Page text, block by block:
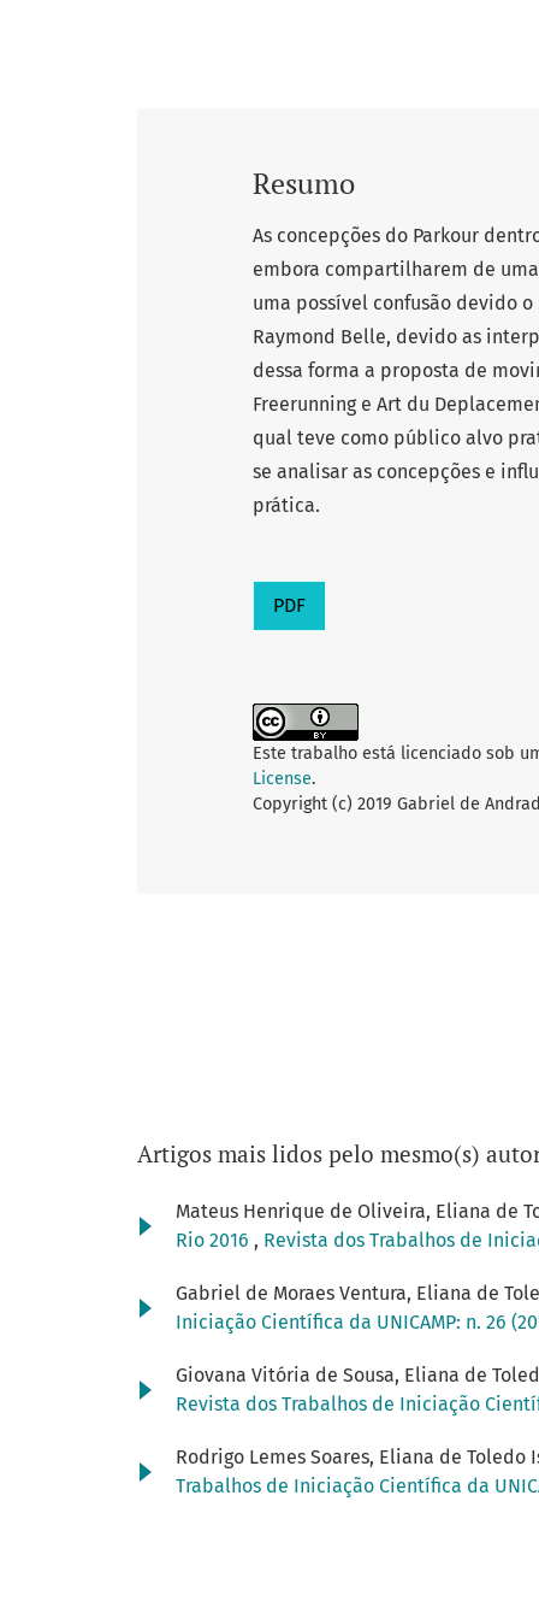
Resumo
As concepções do Parkour
embora compartilharem de uma
uma possível confusão devido
Raymond Belle, devido as
dessa forma a proposta de
Freerunning e Art du
qual teve como público alvo
se analisar as concepções e
prática.
PDF
Este trabalho está licenciado sob
License.
Copyright (c) 2019 Gabriel de
Artigos mais lidos pelo mesmo(s)
Mateus Henrique de Oliveira, Eliana de
Rio 2016 , Revista dos Trabalhos de
Gabriel de Moraes Ventura, Eliana de
Iniciação Científica da UNICAMP: n. 26
Giovana Vitória de Sousa, Eliana de
Revista dos Trabalhos de Iniciação
Rodrigo Lemes Soares, Eliana de Toledo
Trabalhos de Iniciação Científica da